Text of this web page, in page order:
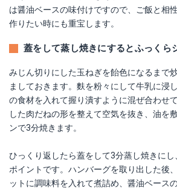
は醤油ベースの味付けですので、ご飯と相
作りたい時にも重宝します。
蓋をして蒸し焼きにするとふっくら
みじん切りにした玉ねぎを飴色になるまで
ましておきます。麩を粉々にして牛乳に浸
の食材を入れて握り潰すように混ぜ合わせ
した肉だねの形を整えて空気を抜き、油を
ンで3分焼きます。
ひっくり返したら蓋をして3分蒸し焼きに
ポイントです。ハンバーグを取り出した後
ットに調味料を入れて煮詰め、醤油ベース